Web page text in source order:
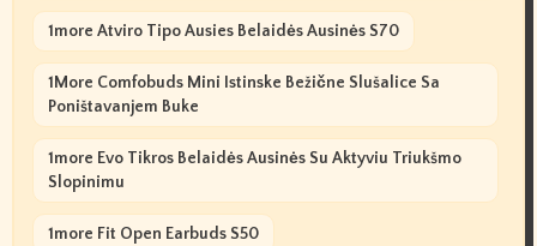
1more Atviro Tipo Ausies Belaidės Ausinės S70
1More Comfobuds Mini Istinske Bežične Slušalice Sa
Poništavanjem Buke
1more Evo Tikros Belaidės Ausinės Su Aktyviu Triukšmo
Slopinimu
1more Fit Open Earbuds S50